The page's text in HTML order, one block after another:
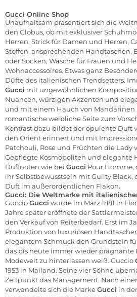
Gucci Online Shop
Unaufhaltsam präsentiert sich die
den Globus, ob mit exklusiver
Herren, Strick für Damen und Herren,
Stoffen, ansprechenden Handtaschen,
oder Socken, Wäsche für Frauen und
Wohnaccessoires. Etwas ganz
Düftedes italienischen Trendsetters.
Gucci mit ungewöhnlichen
Nuancen, würzigen Akzenten und
und mit einem Hauch von
romantische weibliche Seite zum
Kontrast dazu bildet der opulente Duft
den Orient erinnert und mit
Patchouli, Rose und Früchten die Lady
Gepflegte Kosmopoliten und elegante
Duftnoten wie bei Gucci Pour Homme,
ihr Selbstbewusstsein mit Guilty
Duft im außerordentlichen Flakon.
Gucci: Die Weltmarke mit
GuccioGucci wurde im März 1881 in
Jahre später eröffnete der
den Verkauf von Reiterbedarf. Erst im
Produktion von luxuriösen
elegantem Schmuck den Grundstein
das bis heute immer wieder prägnante
Modewelt zu hinterlassen weiß. Guccio
1953 in Mailand. Seine vier Söhne
Zeitpunkt das Management. Nach
verwandelte sich die MarkeGucci in